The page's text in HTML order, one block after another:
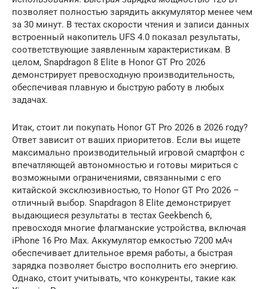
позволяет полностью зарядить аккумулятор менее чем
за 30 минут. В тестах скорости чтения и записи данных
встроенный накопитель UFS 4.0 показал результаты,
соответствующие заявленным характеристикам. В
целом, Snapdragon 8 Elite в Honor GT Pro 2026
демонстрирует превосходную производительность,
обеспечивая плавную и быструю работу в любых
задачах.
Итак, стоит ли покупать Honor GT Pro 2026 в 2026 году?
Ответ зависит от ваших приоритетов. Если вы ищете
максимально производительный игровой смартфон с
впечатляющей автономностью и готовы мириться с
возможными ограничениями, связанными с его
китайской эксклюзивностью, то Honor GT Pro 2026 –
отличный выбор. Snapdragon 8 Elite демонстрирует
выдающиеся результаты в тестах Geekbench 6,
превосходя многие флагманские устройства, включая
iPhone 16 Pro Max. Аккумулятор емкостью 7200 мАч
обеспечивает длительное время работы, а быстрая
зарядка позволяет быстро восполнить его энергию.
Однако, стоит учитывать, что конкуренты, такие как